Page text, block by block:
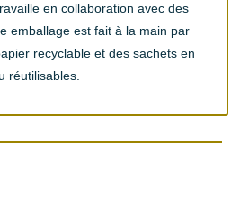
en collaboration avec des
emballage est fait à la main par
recyclable et des sachets en
réutilisables.